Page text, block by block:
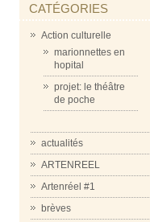
CATÉGORIES
Action culturelle
marionnettes en
hopital
projet: le théâtre
de poche
actualités
ARTENREEL
Artenréel #1
brèves